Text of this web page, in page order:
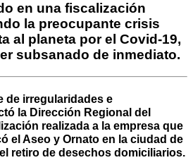
en una fiscalización
la preocupante crisis
al planeta por el Covid-19,
subsanado de inmediato.
de irregularidades e
la Dirección Regional del
realizada a la empresa que
el Aseo y Ornato en la ciudad de
retiro de desechos domiciliarios.